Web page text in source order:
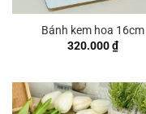
Bánh kem hoa 16cm
320.000₫